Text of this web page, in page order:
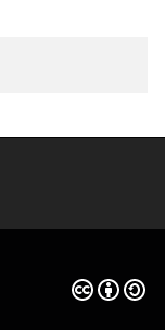
Creative
(Dış